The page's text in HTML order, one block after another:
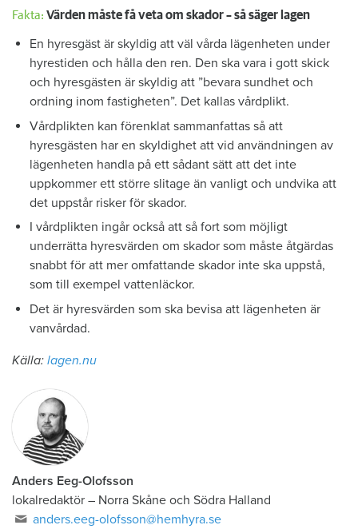
Fakta: Värden måste få veta om skador – så säger lagen
En hyresgäst är skyldig att väl vårda lägenheten under
hyrestiden och hålla den ren. Den ska vara i gott skick
och hyresgästen är skyldig att ”bevara sundhet och
ordning inom fastigheten”. Det kallas vårdplikt.
Vårdplikten kan förenklat sammanfattas så att
hyresgästen har en skyldighet att vid användningen av
lägenheten handla på ett sådant sätt att det inte
uppkommer ett större slitage än vanligt och undvika att
det uppstår risker för skador.
I vårdplikten ingår också att så fort som möjligt
underrätta hyresvärden om skador som måste åtgärdas
snabbt för att mer omfattande skador inte ska uppstå,
som till exempel vattenläckor.
Det är hyresvärden som ska bevisa att lägenheten är
vanvårdad.
Källa: lagen.nu
Anders Eeg-Olofsson
lokalredaktör – Norra Skåne och Södra Halland
anders.eeg-olofsson@hemhyra.se